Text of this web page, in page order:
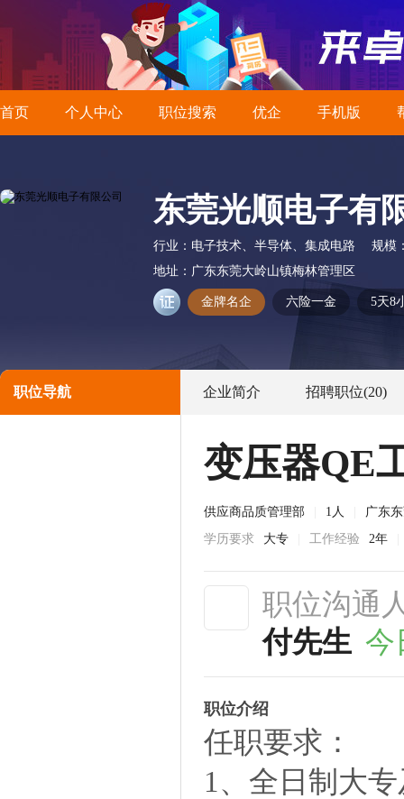
首页 个人中心 职位搜索 优企 手机版
东莞光顺电子有
行业： 电子技术、半导体、集成电路
规模
地址： 广东东莞大岭山镇梅林管理区
金牌名企 六险一金 5天8
职位导航 企业简介 招聘职位(20)
变压器QE
供应商品质管理部 1人
广东
学历要求
大专 工作经验 2年
职位沟通
付先生 今
职位介绍
任职要求：
1、全日制大